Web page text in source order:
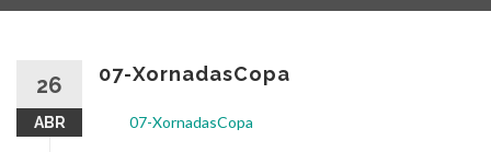
26
ABR
07-XornadasCopa
07-XornadasCopa